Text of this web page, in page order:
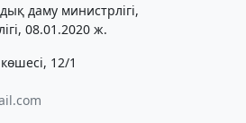
даму министрлігі,
08.01.2020 ж.
12/1